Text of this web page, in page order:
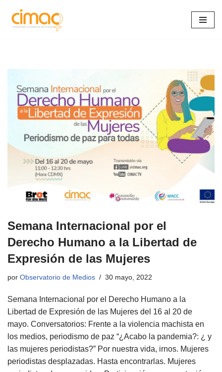
Saltar
Semana Internacional por el
Derecho Humano a la Libertad de
Expresión de las Mujeres
por Observatorio de Medios 30 mayo, 2022
Semana Internacional por el Derecho Humano a la
Libertad de Expresión de las Mujeres del 16 al 20 de
mayo. Conversatorios: Frente a la violencia machista en
los medios, periodismo de paz “¿Acabo la pandemia?: ¿ y
las mujeres periodistas?” Por nuestra vida, irnos. Mujeres
periodistas desplazadas. Hasta encontrarlas. Mujeres